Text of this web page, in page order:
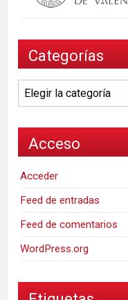
Categorías
Categorías
Acceso
Acceder
Feed de entradas
Feed de comentarios
WordPress.org